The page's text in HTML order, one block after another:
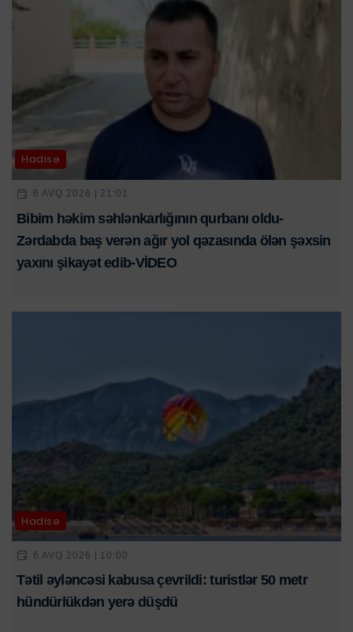
Hadisə
6 AVQ 2026 | 21:01
Bibim həkim səhlənkarlığının qurbanı oldu-
Zərdabda baş verən ağır yol qəzasında ölən şəxsin
yaxını şikayət edib-VİDEO
Hadisə
6 AVQ 2026 | 10:00
Tətil əyləncəsi kabusa çevrildi: turistlər 50 metr
hündürlükdən yerə düşdü